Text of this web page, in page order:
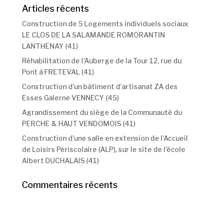
Articles récents
Construction de 5 Logements individuels sociaux
LE CLOS DE LA SALAMANDE ROMORANTIN
LANTHENAY (41)
Réhabilitation de l’Auberge de la Tour 12, rue du
Pont à FRETEVAL (41)
Construction d’un bâtiment d’artisanat ZA des
Esses Galerne VENNECY (45)
Agrandissement du siège de la Communauté du
PERCHE & HAUT VENDOMOIS (41)
Construction d’une salle en extension de l’Accueil
de Loisirs Périscolaire (ALP), sur le site de l’école
Albert DUCHALAIS (41)
Commentaires récents